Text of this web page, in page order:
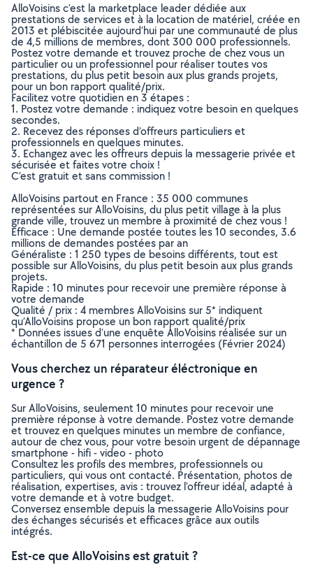
AlloVoisins c’est la marketplace leader dédiée aux
prestations de services et à la location de matériel, créée en
2013 et plébiscitée aujourd’hui par une communauté de plus
de 4,5 millions de membres, dont 300 000 professionnels.
Postez votre demande et trouvez proche de chez vous un
particulier ou un professionnel pour réaliser toutes vos
prestations, du plus petit besoin aux plus grands projets,
pour un bon rapport qualité/prix.
Facilitez votre quotidien en 3 étapes :
1. Postez votre demande : indiquez votre besoin en quelques
secondes.
2. Recevez des réponses d’offreurs particuliers et
professionnels en quelques minutes.
3. Echangez avec les offreurs depuis la messagerie privée et
sécurisée et faites votre choix !
C’est gratuit et sans commission !
AlloVoisins partout en France : 35 000 communes
représentées sur AlloVoisins, du plus petit village à la plus
grande ville, trouvez un membre à proximité de chez vous !
Efficace : Une demande postée toutes les 10 secondes, 3.6
millions de demandes postées par an
Généraliste : 1 250 types de besoins différents, tout est
possible sur AlloVoisins, du plus petit besoin aux plus grands
projets.
Rapide : 10 minutes pour recevoir une première réponse à
votre demande
Qualité / prix : 4 membres AlloVoisins sur 5* indiquent
qu’AlloVoisins propose un bon rapport qualité/prix
* Données issues d’une enquête AlloVoisins réalisée sur un
échantillon de 5 671 personnes interrogées (Février 2024)
Vous cherchez un réparateur éléctronique en
urgence ?
Sur AlloVoisins, seulement 10 minutes pour recevoir une
première réponse à votre demande. Postez votre demande
et trouvez en quelques minutes un membre de confiance,
autour de chez vous, pour votre besoin urgent de dépannage
smartphone - hifi - video - photo
Consultez les profils des membres, professionnels ou
particuliers, qui vous ont contacté. Présentation, photos de
réalisation, expertises, avis : trouvez l'offreur idéal, adapté à
votre demande et à votre budget.
Conversez ensemble depuis la messagerie AlloVoisins pour
des échanges sécurisés et efficaces grâce aux outils
intégrés.
Est-ce que AlloVoisins est gratuit ?